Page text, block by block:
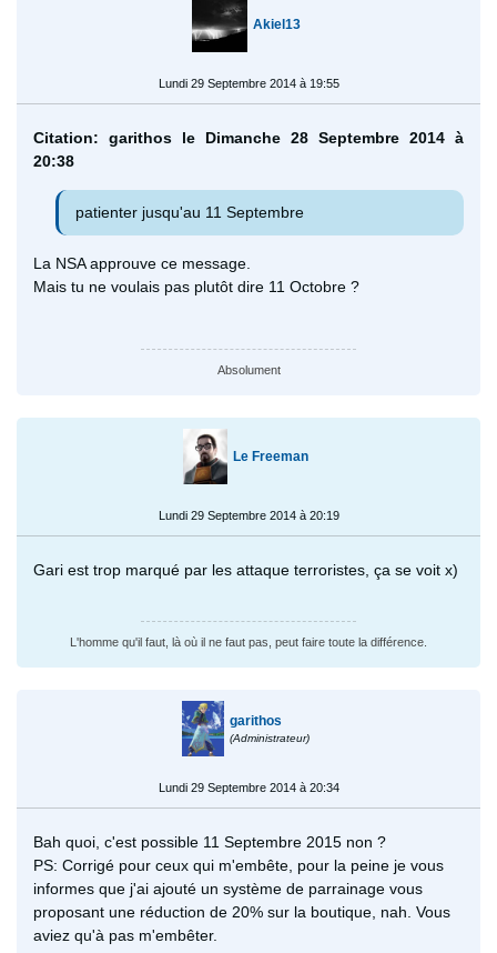
Akiel13
Lundi 29 Septembre 2014 à 19:55
Citation: garithos le Dimanche 28 Septembre 2014 à
20:38
patienter jusqu'au 11 Septembre
La NSA approuve ce message.
Mais tu ne voulais pas plutôt dire 11 Octobre ?
Absolument
Le Freeman
Lundi 29 Septembre 2014 à 20:19
Gari est trop marqué par les attaque terroristes, ça se voit x)
L'homme qu'il faut, là où il ne faut pas, peut faire toute la différence.
garithos
(Administrateur)
Lundi 29 Septembre 2014 à 20:34
Bah quoi, c'est possible 11 Septembre 2015 non ?
PS: Corrigé pour ceux qui m'embête, pour la peine je vous
informes que j'ai ajouté un système de parrainage vous
proposant une réduction de 20% sur la boutique, nah. Vous
aviez qu'à pas m'embêter.